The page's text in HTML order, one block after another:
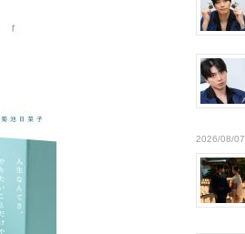
2026/08/07